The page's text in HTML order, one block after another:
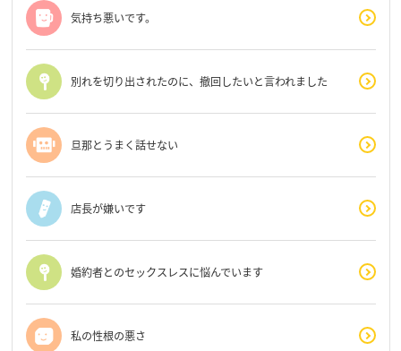
気持ち悪いです。
別れを切り出されたのに、撤回したいと言われました
旦那とうまく話せない
店長が嫌いです
婚約者とのセックスレスに悩んでいます
私の性根の悪さ